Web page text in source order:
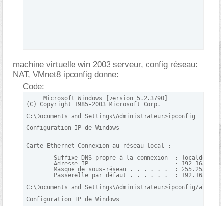
machine virtuelle win 2003 serveur, config réseau:
NAT, VMnet8 ipconfig donne:
Code:
     Microsoft Windows [version 5.2.3790]
(C) Copyright 1985-2003 Microsoft Corp.
C:\Documents and Settings\Administrateur>ipconfig
Configuration IP de Windows
Carte Ethernet Connexion au réseau local :
        Suffixe DNS propre à la connexion  : localdomain
Adresse IP. . . . . . . . . . . .  :
Masque de sous-réseau . . . . . .  :
Passerelle par défaut . . . . . .  :
C:\Documents and Settings\Administrateur>ipconfig/all
Configuration IP de Windows